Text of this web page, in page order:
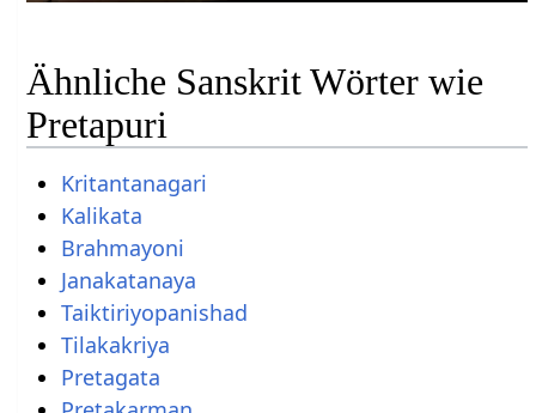
Ähnliche Sanskrit Wörter wie
Pretapuri
Kritantanagari
Kalikata
Brahmayoni
Janakatanaya
Taiktiriyopanishad
Tilakakriya
Pretagata